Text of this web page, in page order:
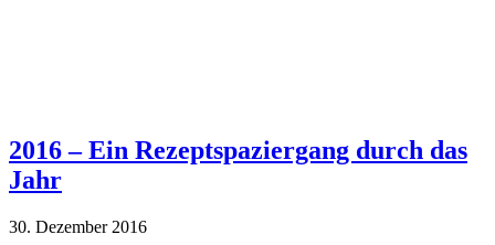
2016 – Ein Rezeptspaziergang durch das
Jahr
30. Dezember 2016